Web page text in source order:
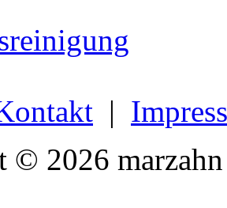
|
© 2026